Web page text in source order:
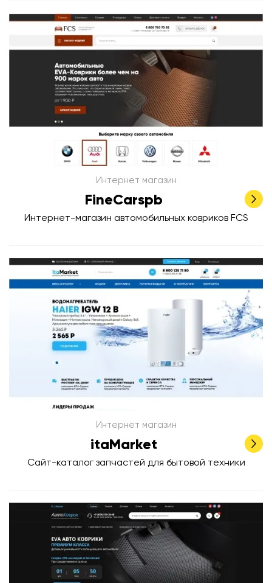
Интернет магазин
FineCarspb
Интернет-магазин автомобильных ковриков FCS
Интернет магазин
itaMarket
Сайт-каталог запчастей для бытовой техники